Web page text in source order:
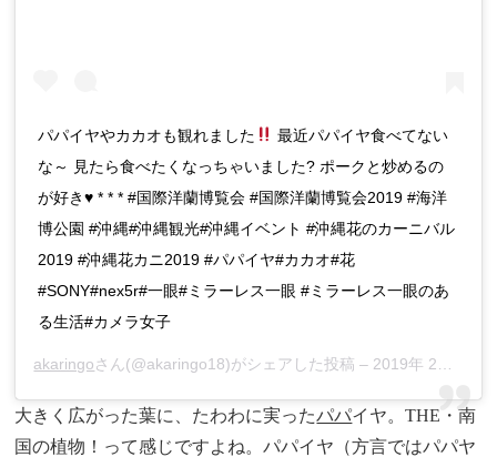
パパイヤやカカオも観れました
最近パパイヤ食べてない
な～ 見たら食べたくなっちゃいました? ポークと炒めるの
が好き♥️ * * * #国際洋蘭博覧会 #国際洋蘭博覧会2019 #海洋
博公園 #沖縄#沖縄観光#沖縄イベント #沖縄花のカーニバル
2019 #沖縄花カニ2019 #パパイヤ#カカオ#花
#SONY#nex5r#一眼#ミラーレス一眼 #ミラーレス一眼のあ
る生活#カメラ女子
akaringoさん(@akaringo18)がシェアした投稿 – 2019年 2月月13日午前11時38分PST
大きく広がった葉に、たわわに実ったパパイヤ。THE・南
国の植物！って感じですよね。パパイヤ（方言ではパパヤ